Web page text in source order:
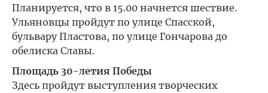
Планируется, что в 15.00 начнется шествие.
Ульяновцы пройдут по улице Спасской,
бульвару Пластова, по улице Гончарова до
обелиска Славы.
Площадь 30-летия Победы
Здесь пройдут выступления творческих